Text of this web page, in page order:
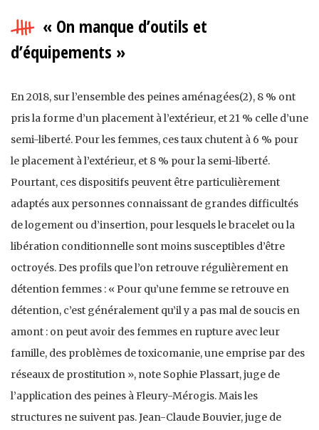
« On manque d’outils et
d’équipements »
En 2018, sur l’ensemble des peines aménagées(2), 8 % ont
pris la forme d’un placement à l’extérieur, et 21 % celle d’une
semi-liberté. Pour les femmes, ces taux chutent à 6 % pour
le placement à l’extérieur, et 8 % pour la semi-liberté.
Pourtant, ces dispositifs peuvent être particulièrement
adaptés aux personnes connaissant de grandes difficultés
de logement ou d’insertion, pour lesquels le bracelet ou la
libération conditionnelle sont moins susceptibles d’être
octroyés. Des profils que l’on retrouve régulièrement en
détention femmes : « Pour qu’une femme se retrouve en
détention, c’est généralement qu’il y a pas mal de soucis en
amont : on peut avoir des femmes en rupture avec leur
famille, des problèmes de toxicomanie, une emprise par des
réseaux de prostitution », note Sophie Plassart, juge de
l’application des peines à Fleury-Mérogis. Mais les
structures ne suivent pas. Jean-Claude Bouvier, juge de